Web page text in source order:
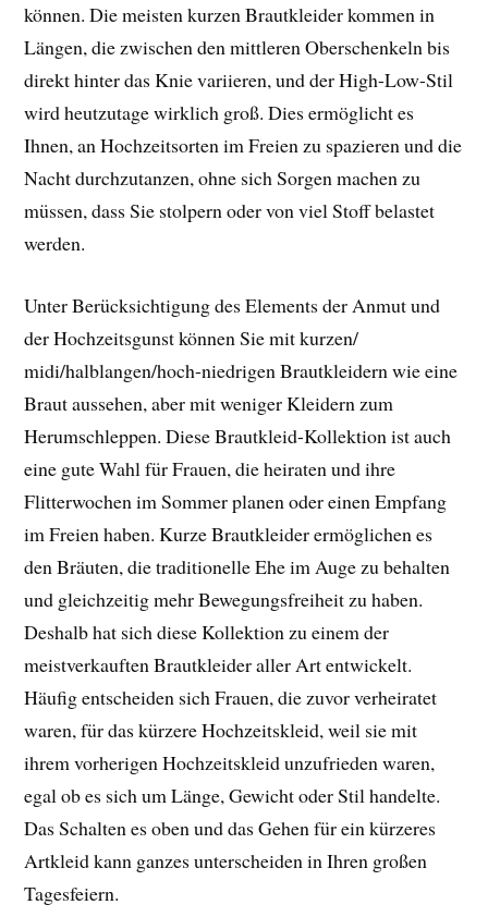
können. Die meisten kurzen Brautkleider kommen in
Längen, die zwischen den mittleren Oberschenkeln bis
direkt hinter das Knie variieren, und der High-Low-Stil
wird heutzutage wirklich groß. Dies ermöglicht es
Ihnen, an Hochzeitsorten im Freien zu spazieren und die
Nacht durchzutanzen, ohne sich Sorgen machen zu
müssen, dass Sie stolpern oder von viel Stoff belastet
werden.
Unter Berücksichtigung des Elements der Anmut und
der Hochzeitsgunst können Sie mit kurzen/
midi/halblangen/hoch-niedrigen Brautkleidern wie eine
Braut aussehen, aber mit weniger Kleidern zum
Herumschleppen. Diese Brautkleid-Kollektion ist auch
eine gute Wahl für Frauen, die heiraten und ihre
Flitterwochen im Sommer planen oder einen Empfang
im Freien haben. Kurze Brautkleider ermöglichen es
den Bräuten, die traditionelle Ehe im Auge zu behalten
und gleichzeitig mehr Bewegungsfreiheit zu haben.
Deshalb hat sich diese Kollektion zu einem der
meistverkauften Brautkleider aller Art entwickelt.
Häufig entscheiden sich Frauen, die zuvor verheiratet
waren, für das kürzere Hochzeitskleid, weil sie mit
ihrem vorherigen Hochzeitskleid unzufrieden waren,
egal ob es sich um Länge, Gewicht oder Stil handelte.
Das Schalten es oben und das Gehen für ein kürzeres
Artkleid kann ganzes unterscheiden in Ihren großen
Tagesfeiern.